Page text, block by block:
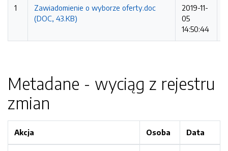
1
Zawiadomienie o wyborze oferty.doc
(DOC, 43.KB)
2019-11-
05
14:50:44
Metadane - wyciąg z rejestru
zmian
Akcja Osoba Data